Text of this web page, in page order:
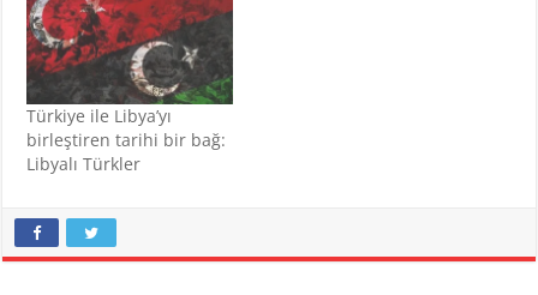
Türkiye ile Libya’yı
birleştiren tarihi bir bağ:
Libyalı Türkler